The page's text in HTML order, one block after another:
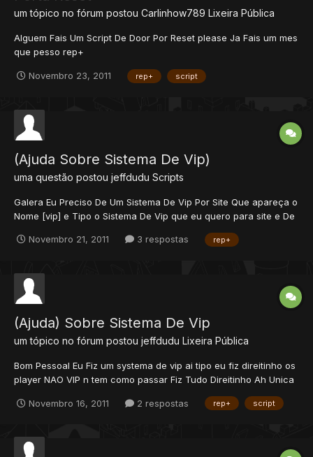
um tópico no fórum postou Carlinhow789 Lixeira Pública
Alguem Fais Um Script De Door Por Reset please Ja Fais um mes
que pesso rep+
Novembro 23, 2011 rep+ script
(Ajuda Sobre Sistema De Vip)
uma questão postou jeffdudu Scripts
Galera Eu Preciso De Um Sistema De Vip Por Site Que apareça o
Nome [vip] e Tipo o Sistema De Vip que eu quero para site e De
24h Ou Dias Uteis... Agradeço.;... Se Não For o Local Certo Min
Novembro 21, 2011 3 respostas rep+
(Ajuda) Sobre Sistema De Vip
um tópico no fórum postou jeffdudu Lixeira Pública
Bom Pessoal Eu Fiz um systema de vip ai tipo eu fiz direitinho os
player NAO VIP n tem como passar Fiz Tudo Direitinho Ah Unica
Clikando Na quest. Se Alguem Pode Min Ajuda Agradeço Muito
Novembro 16, 2011 2 respostas rep+ script